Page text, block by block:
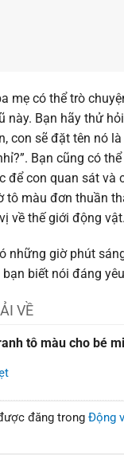
mẹ có thể trò
này. Bạn hãy thử
con sẽ đặt tên nó
Bạn cũng có
để con quan sát và
tô màu đơn thuần
về thế giới động vật.
những giờ phút
biết nói đáng
VỀ
tô màu cho bé
đăng trong Động